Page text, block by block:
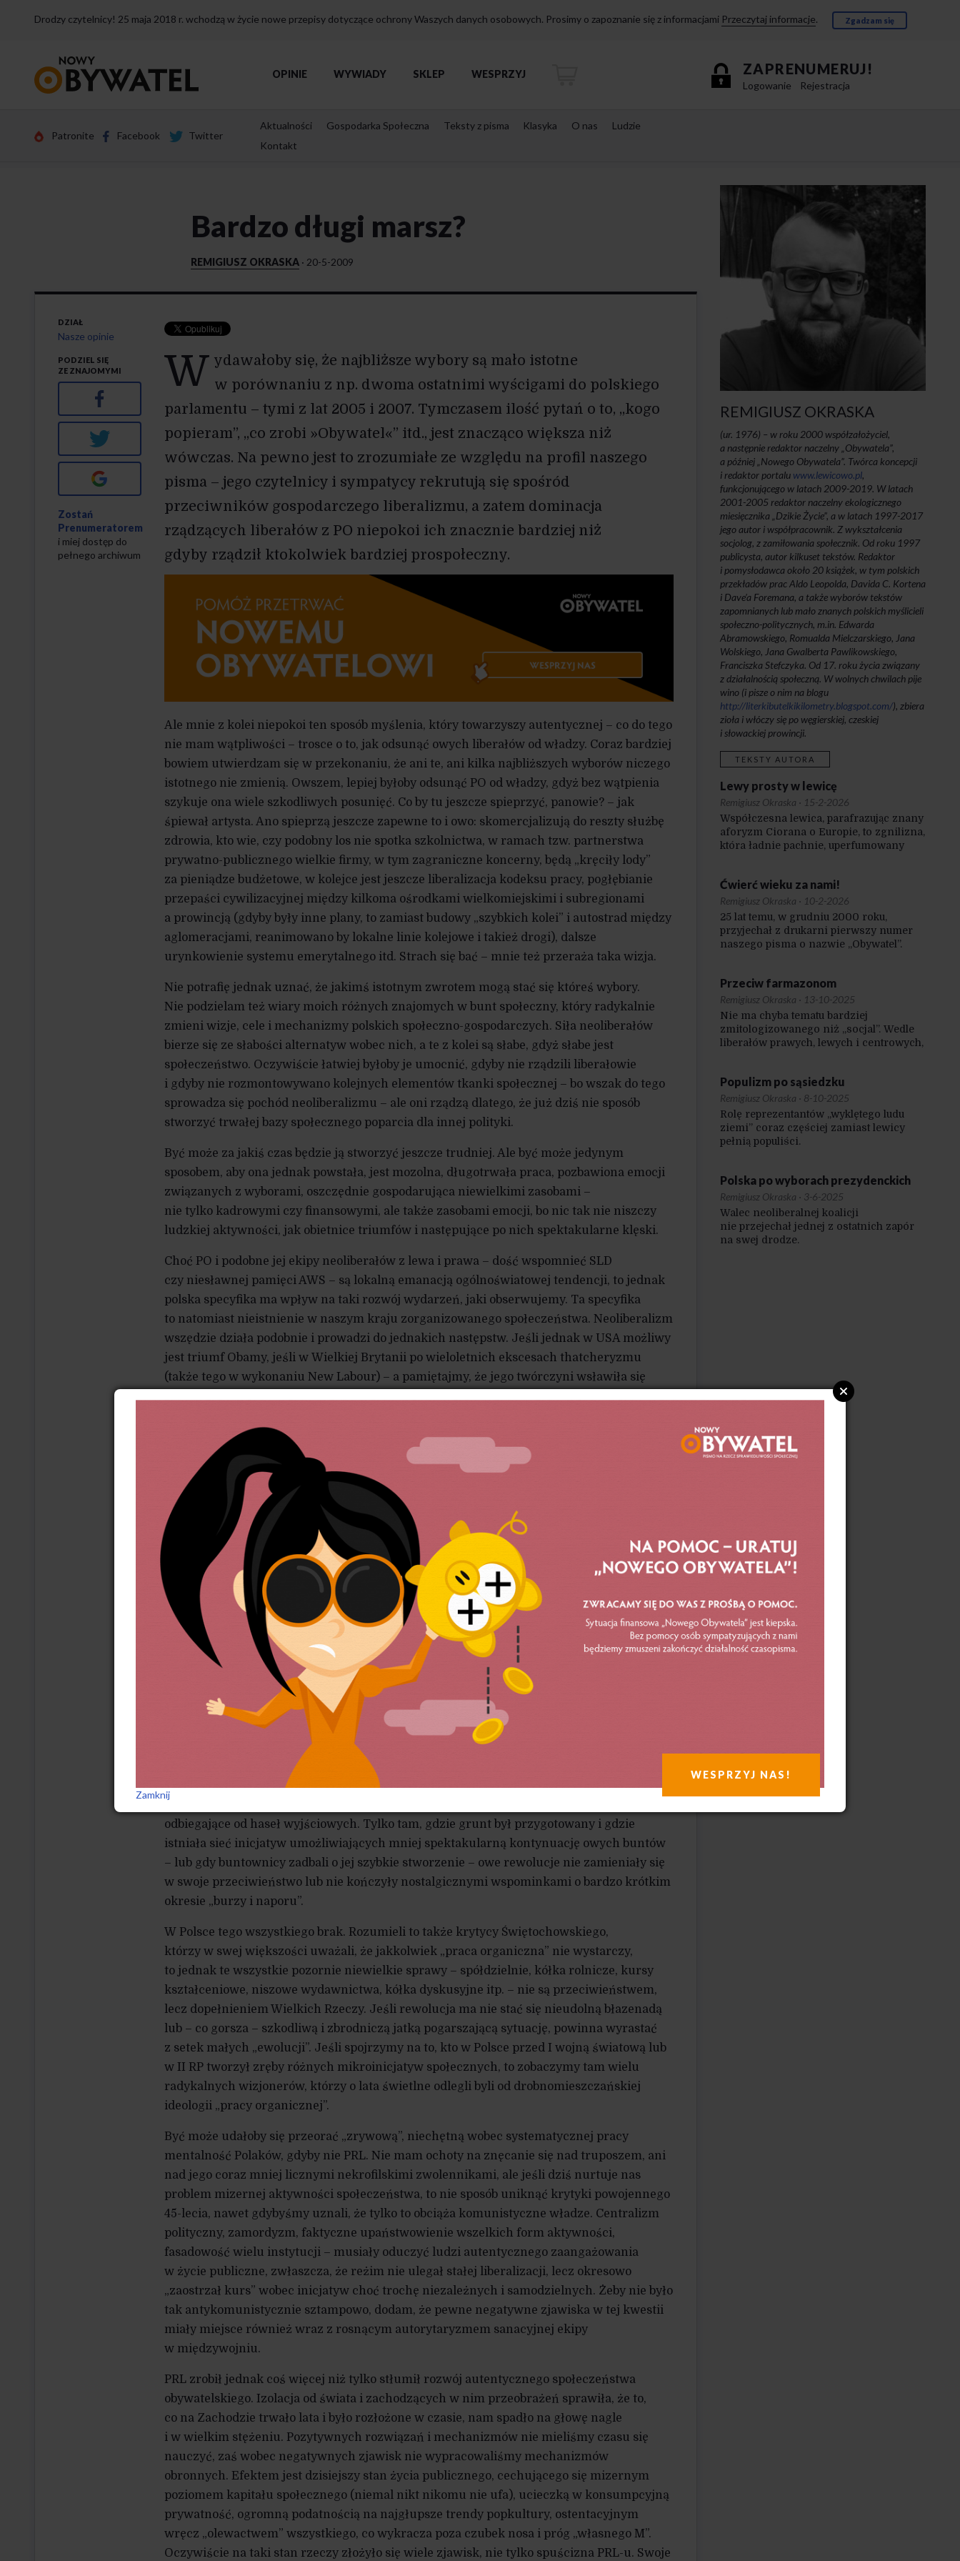
Drodzy czytelnicy! 25 maja 2018 r. wchodzą w życie nowe przepisy dotyczące ochrony Waszych danych osobowych. Prosimy o zapoznanie się z informacjami Przeczytaj informacje. Zgadzam się
strony
ZAPRENUMERUJ!
Logowanie Rejestracja
OPINIE WYWIADY SKLEP WESPRZYJ
Patronite Facebook Twitter
Aktualności Gospodarka Społeczna Teksty z pisma Klasyka O nas
Ludzie
Kontakt
Bardzo długi marsz?
REMIGIUSZ OKRASKA · 20-5-2009
W ydawałoby się, że najbliższe wybory są mało istotne
w porównaniu z np. dwoma ostatnimi wyścigami do polskiego
parlamentu – tymi z lat 2005 i 2007. Tymczasem ilość pytań o to, „kogo
popieram”, „co zrobi »Obywatel«” itd., jest znacząco większa niż
wówczas. Na pewno jest to zrozumiałe ze względu na profil naszego
pisma – jego czytelnicy i sympatycy rekrutują się spośród
przeciwników gospodarczego liberalizmu, a zatem dominacja
rządzących liberałów z PO niepokoi ich znacznie bardziej niż
gdyby rządził ktokolwiek bardziej prospołeczny.
Ale mnie z kolei niepokoi ten sposób myślenia, który towarzyszy autentycznej – co do tego
nie mam wątpliwości – trosce o to, jak odsunąć owych liberałów od władzy. Coraz bardziej
bowiem utwierdzam się w przekonaniu, że ani te, ani kilka najbliższych wyborów niczego
istotnego nie zmienią. Owszem, lepiej byłoby odsunąć PO od władzy, gdyż bez wątpienia
szykuje ona wiele szkodliwych posunięć. Co by tu jeszcze spieprzyć, panowie? – jak
śpiewał artysta. Ano spieprzą jeszcze zapewne to i owo: skomercjalizują do reszty służbę
zdrowia, kto wie, czy podobny los nie spotka szkolnictwa, w ramach tzw. partnerstwa
prywatno-publicznego wielkie firmy, w tym zagraniczne koncerny, będą „kręciły lody”
za pieniądze budżetowe, w kolejce jest jeszcze liberalizacja kodeksu pracy, pogłębianie
przepaści cywilizacyjnej między kilkoma ośrodkami wielkomiejskimi i subregionami
a prowincją (gdyby były inne plany, to zamiast budowy „szybkich kolei” i autostrad między
aglomeracjami, reanimowano by lokalne linie kolejowe i takież drogi), dalsze
urynkowienie systemu emerytalnego itd. Strach się bać – mnie też przeraża taka wizja.
Nie potrafię jednak uznać, że jakimś istotnym zwrotem mogą stać się któreś wybory.
Nie podzielam też wiary moich różnych znajomych w bunt społeczny, który radykalnie
zmieni wizje, cele i mechanizmy polskich społeczno-gospodarczych. Siła neoliberałów
bierze się ze słabości alternatyw wobec nich, a te z kolei są słabe, gdyż słabe jest
społeczeństwo. Oczywiście łatwiej byłoby je umocnić, gdyby nie rządzili liberałowie
i gdyby nie rozmontowywano kolejnych elementów tkanki społecznej – bo wszak do tego
sprowadza się pochód neoliberalizmu – ale oni rządzą dlatego, że już dziś nie sposób
stworzyć trwałej bazy społecznego poparcia dla innej polityki.
Być może za jakiś czas będzie ją stworzyć jeszcze trudniej. Ale być może jedynym
sposobem, aby ona jednak powstała, jest mozolna, długotrwała praca, pozbawiona emocji
związanych z wyborami, oszczędnie gospodarująca niewielkimi zasobami –
nie tylko kadrowymi czy finansowymi, ale także zasobami emocji, bo nic tak nie niszczy
ludzkiej aktywności, jak obietnice triumfów i następujące po nich spektakularne klęski.
Choć PO i podobne jej ekipy neoliberałów z lewa i prawa – dość wspomnieć SLD
czy niesławnej pamięci AWS – są lokalną emanacją ogólnoświatowej tendencji, to jednak
polska specyfika ma wpływ na taki rozwój wydarzeń, jaki obserwujemy. Ta specyfika
to natomiast nieistnienie w naszym kraju zorganizowanego społeczeństwa. Neoliberalizm
wszędzie działa podobnie i prowadzi do jednakich następstw. Jeśli jednak w USA możliwy
jest triumf Obamy, jeśli w Wielkiej Brytanii po wieloletnich ekscesach thatcheryzmu
(także tego w wykonaniu New Labour) – a pamiętajmy, że jego twórczyni wsławiła się
czy w Niemczech demonstracje przeciwko zamachom na dobro wspólne gromadzą
nie setki, lecz setki tysięcy ludzi, jeśli w Skandynawii niemal nikt nie traktuje serio bredni
o konieczności prywatyzacji i „deregulacji”, to widać jak na dłoni, że reakcje na tenże
neoliberalizm są rozmaite. A polska reakcja jest z nich najgłupsza.
To nie jest żaden przypadek. Jedna sprawa to tzw. charakter narodowy. Z górą sto lat
temu trafnie opisał go Aleksander Świętochowski w lapidarnym stwierdzeniu, że Polacy
są narodem, który dla odzyskania niepodległości rzuci się na komendę tłumnie, aby wypić
wodę z Wisły, ale za żadne skarby nie chodziliby w tym samym celu regularnie przez rok,
aby codziennie wypijać z niej szklankę. Nie jestem zwolennikiem kurczowego trzymania
się „pracy organicznej”, która poza swym logicznym i rozsądnym aspektem bywa mocno
podszyta cynizmem, tchórzostwem i lenistwem intelektualnym. Pewne jest jednak,
że same wielkie zrywy, wielkie hasła i wielkie ofiary nie wystarczą, gdy nie towarzyszy
im – przed i po – wytężona, mozolna, regularna, choć mało widowiskowa praca.
Przede wszystkim wynika to wprost z ludzkiej psychiki, która nie jest w stanie
długofalowo funkcjonować na najwyższych obrotach w kwestii zaangażowania w życie
publiczne. Na tym „przejechali” się wszyscy rewolucjoniści. Rozmaite buntownicze zrywy
były w swej większości romantyczne, piękne i wyzwalały w ludziach ogromne pokłady
szlachetnych uczuć, ale po nich następował albo marazm, albo na ich fali wypływały
odbiegające od haseł wyjściowych. Tylko tam, gdzie grunt był przygotowany i gdzie
istniała sieć inicjatyw umożliwiających mniej spektakularną kontynuację owych buntów
– lub gdy buntownicy zadbali o jej szybkie stworzenie – owe rewolucje nie zamieniały się
w swoje przeciwieństwo lub nie kończyły nostalgicznymi wspominkami o bardzo krótkim
okresie „burzy i naporu”.
W Polsce tego wszystkiego brak. Rozumieli to także krytycy Świętochowskiego,
którzy w swej większości uważali, że jakkolwiek „praca organiczna” nie wystarczy,
to jednak te wszystkie pozornie niewielkie sprawy – spółdzielnie, kółka rolnicze, kursy
kształceniowe, niszowe wydawnictwa, kółka dyskusyjne itp. – nie są przeciwieństwem,
lecz dopełnieniem Wielkich Rzeczy. Jeśli rewolucja ma nie stać się nieudolną błazenadą
lub – co gorsza – szkodliwą i zbrodniczą jatką pogarszającą sytuację, powinna wyrastać
z setek małych „ewolucji”. Jeśli spojrzymy na to, kto w Polsce przed I wojną światową lub
w II RP tworzył zręby różnych mikroinicjatyw społecznych, to zobaczymy tam wielu
radykalnych wizjonerów, którzy o lata świetlne odlegli byli od drobnomieszczańskiej
ideologii „pracy organicznej”.
Być może udałoby się przeorać „zrywową”, niechętną wobec systematycznej pracy
mentalność Polaków, gdyby nie PRL. Nie mam ochoty na znęcanie się nad truposzem, ani
nad jego coraz mniej licznymi nekrofilskimi zwolennikami, ale jeśli dziś nurtuje nas
problem mizernej aktywności społeczeństwa, to nie sposób uniknąć krytyki powojennego
45-lecia, nawet gdybyśmy uznali, że tylko to obciąża komunistyczne władze. Centralizm
polityczny, zamordyzm, faktyczne upaństwowienie wszelkich form aktywności,
fasadowość wielu instytucji – musiały oduczyć ludzi autentycznego zaangażowania
w życie publiczne, zwłaszcza, że reżim nie ulegał stałej liberalizacji, lecz okresowo
„zaostrzał kurs” wobec inicjatyw choć trochę niezależnych i samodzielnych. Żeby nie było
tak antykomunistycznie sztampowo, dodam, że pewne negatywne zjawiska w tej kwestii
miały miejsce również wraz z rosnącym autorytaryzmem sanacyjnej ekipy
w międzywojniu.
PRL zrobił jednak coś więcej niż tylko stłumił rozwój autentycznego społeczeństwa
obywatelskiego. Izolacja od świata i zachodzących w nim przeobrażeń sprawiła, że to,
co na Zachodzie trwało lata i było rozłożone w czasie, nam spadło na głowę nagle
i w wielkim stężeniu. Pozytywnych rozwiązań i mechanizmów nie mieliśmy czasu się
nauczyć, zaś wobec negatywnych zjawisk nie wypracowaliśmy mechanizmów
obronnych. Efektem jest dzisiejszy stan życia publicznego, cechującego się mizernym
poziomem kapitału społecznego (niemal nikt nikomu nie ufa), ucieczką w konsumpcyjną
prywatność, ogromną podatnością na najgłupsze trendy popkultury, ostentacyjnym
wręcz „olewactwem” wszystkiego, co wykracza poza czubek nosa i próg „własnego M”.
Oczywiście na taki stan rzeczy złożyło się wiele zjawisk, nie tylko spuścizna PRL-u. Swoje
DZIAŁ
Nasze opinie
PODZIEL SIĘ
ZE ZNAJOMYMI
Facebook
Twitter
Zostań
Prenumeratorem
i miej dostęp do
pełnego archiwum
REMIGIUSZ OKRASKA
(ur. 1976) – w roku 2000 współzałożyciel,
a następnie redaktor naczelny „Obywatela”,
a później „Nowego Obywatela”. Twórca koncepcji
i redaktor portalu www.lewicowo.pl,
funkcjonującego w latach 2009-2019. W latach
2001-2005 redaktor naczelny ekologicznego
miesięcznika „Dzikie Życie”, a w latach 1997-2017
jego autor i współpracownik. Z wykształcenia
socjolog, z zamiłowania społecznik. Od roku 1997
publicysta, autor kilkuset tekstów. Redaktor
i pomysłodawca około 20 książek, w tym polskich
przekładów prac Aldo Leopolda, Davida C. Kortena
i Dave’a Foremana, a także wyborów tekstów
zapomnianych lub mało znanych polskich myślicieli
społeczno-politycznych, m.in. Edwarda
Abramowskiego, Romualda Mielczarskiego, Jana
Wolskiego, Jana Gwalberta Pawlikowskiego,
Franciszka Stefczyka. Od 17. roku życia związany
z działalnością społeczną. W wolnych chwilach pije
wino (i pisze o nim na blogu
http://literkibutelkikilometry.blogspot.com/), zbiera
zioła i włóczy się po węgierskiej, czeskiej
i słowackiej prowincji.
TEKSTY AUTORA
Lewy prosty w lewicę
Remigiusz Okraska · 15-2-2026
Współczesna lewica, parafrazując znany
aforyzm Ciorana o Europie, to zgnilizna,
która ładnie pachnie, uperfumowany
Ćwierć wieku za nami!
Remigiusz Okraska · 10-2-2026
25 lat temu, w grudniu 2000 roku,
przyjechał z drukarni pierwszy numer
naszego pisma o nazwie „Obywatel”.
Przeciw farmazonom
Remigiusz Okraska · 13-10-2025
Nie ma chyba tematu bardziej
zmitologizowanego niż „socjal”. Wedle
liberałów prawych, lewych i centrowych,
od państwa na życzenie spore kwoty,
a następnie je „przepijać” lub „robić
tipsy”. Podobno jest o to łatwo. Podobno
forsa tylko czeka.
Populizm po sąsiedzku
Remigiusz Okraska · 8-10-2025
Rolę reprezentantów „wyklętego ludu
ziemi” coraz częściej zamiast lewicy
pełnią populiści.
Polska po wyborach prezydenckich
Remigiusz Okraska · 3-6-2025
Walec neoliberalnej koalicji
nie przejechał jednej z ostatnich zapór
na swej drodze.
WESPRZYJ NAS!
Zamknij